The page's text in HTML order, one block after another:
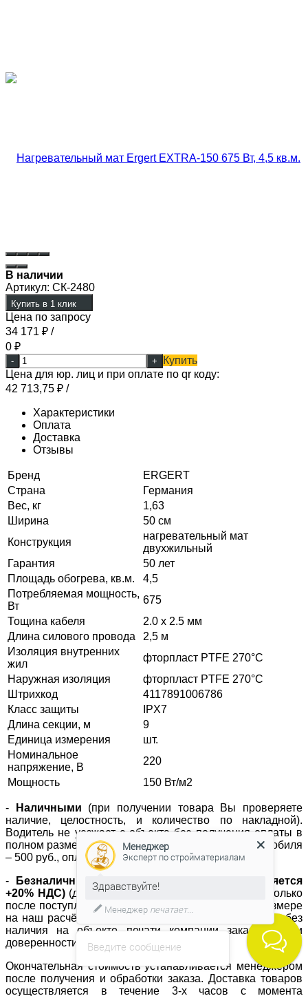
В наличии
Артикул: СК-2480
Купить в 1 клик
Цена по запросу
34 171 ₽ /
0 ₽
- +
Купить
Цена для юр. лиц и при оплате по qr коду:
42 713,75 ₽ /
Характеристики
Оплата
Доставка
Отзывы
Бренд
ERGERT
Страна
Германия
Вес, кг
1,63
Ширина
50 см
Конструкция
нагревательный мат
двухжильный
Гарантия
50 лет
Площадь обогрева, кв.м.
4,5
Потребляемая мощность,
Вт
675
Тощина кабеля
2.0 x 2.5 мм
Длина силового провода
2,5 м
Изоляция внутренних
жил
фторпласт PTFE 270°C
Наружная изоляция
фторпласт PTFE 270°C
Штрихкод
4117891006786
Класс защиты
IPX7
Длина секции, м
9
Единица измерения
шт.
Номинальное
напряжение, В
220
Мощность
150 Вт/м2
- Наличными (при получении товара Вы проверяете
наличие, целостность, и количество по накладной).
Водитель не уезжает с объекта без получения оплаты в
полном размере, за каждые полчаса простоя автомобиля
– 500 руб., оплачивается дополнительно.
-
Безналичный расчет (к стоимости прибавляется
+20% НДС) (доставка материала осуществляется только
после поступления денежных средств в полном размере
на наш расчётный счёт; отгрузка не осуществляется без
наличия на объекте печати компании заказчика или
доверенности с синей печатью).
Окончательная стоимость устанавливается менеджером
после получения и обработки заказа. Доставка товаров
осуществляется в течение 3-х часов с момента
Введите сообщение
Менеджер
Эксперт по стройматериалам
Здравствуйте!
Менеджер печатает...